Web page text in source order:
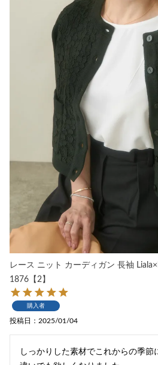
レース ニット カーディガン 長袖
1876【2】
購入者
投稿日 2025/01/04
しっかりした素材でこれからの季節